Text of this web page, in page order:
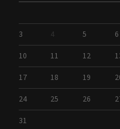
3 4 5 6
10 11 12
17 18 19
24 25 26
31